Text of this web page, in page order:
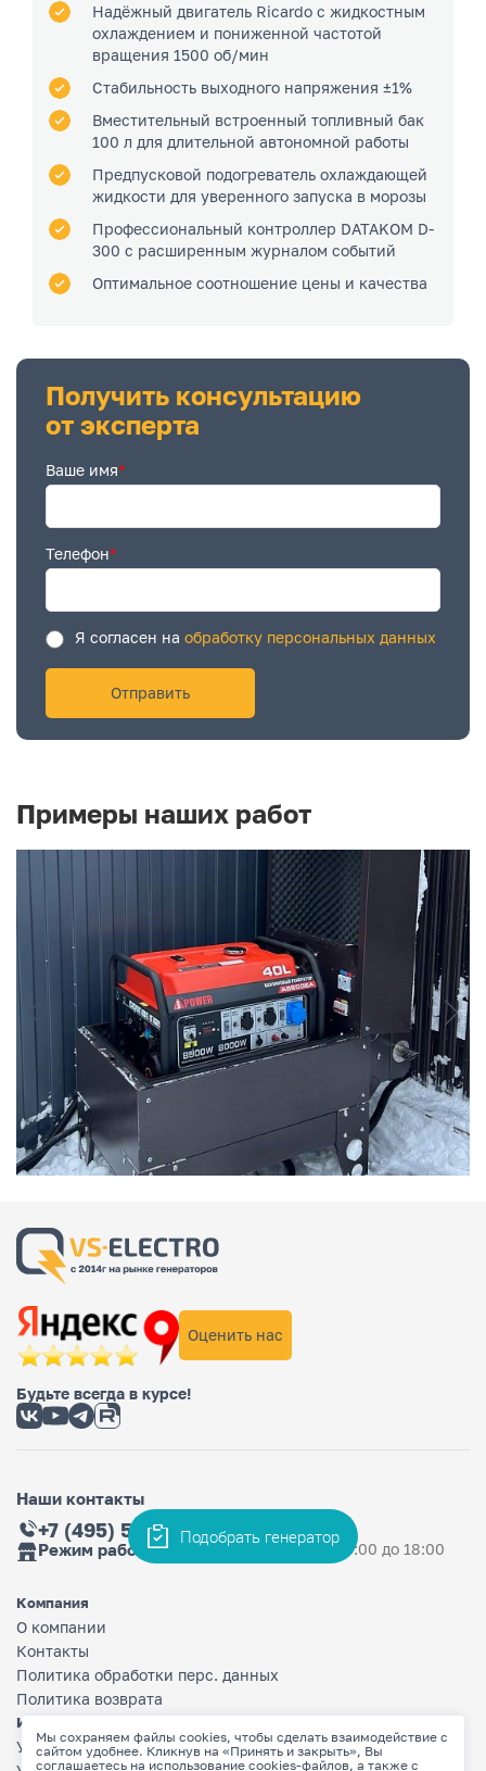
Надёжный двигатель Ricardo с жидкостным
охлаждением и пониженной частотой
вращения 1500 об/мин
Стабильность выходного напряжения ±1%
Вместительный встроенный топливный бак
100 л для длительной автономной работы
Предпусковой подогреватель охлаждающей
жидкости для уверенного запуска в морозы
Профессиональный контроллер DATAKOM D-
300 с расширенным журналом событий
Оптимальное соотношение цены и качества
Получить консультацию
от эксперта
Ваше имя*
Телефон*
Я согласен на обработку персональных данных
Примеры наших работ
Оценить нас
Будьте всегда в курсе!
Наши контакты
+7 (495) 565-36-33
Режим работы магазинаЕжедневно: с 9:00 до 18:00
Компания
О компании
Контакты
Политика обработки перс. данных
Политика возврата
Информация
Условия оплаты
Мы сохраняем файлы cookies, чтобы сделать взаимодействие с
сайтом удобнее. Кликнув на «Принять и закрыть», Вы
соглашаетесь на использование cookies-файлов, а также с
Подобрать генератор